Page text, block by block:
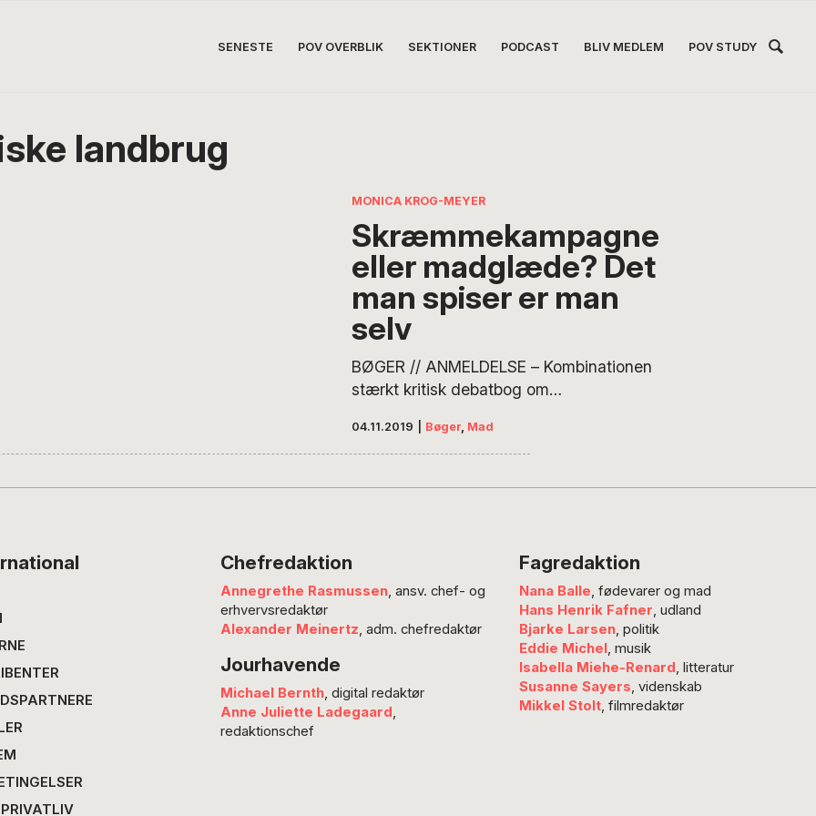
SENESTE POV OVERBLIK SEKTIONER PODCAST BLIV MEDLEM POV STUDY
landbrug
MONICA KROG-MEYER
Skræmmekampagne
eller madglæde? Det
man spiser er man
selv
BØGER // ANMELDELSE – Kombinationen
stærkt kritisk debatbog om
anbefales. Man mister appetitten, når
Lone Landmand fortæller, hvad der ligger
04.11.2019 Bøger, Mad
Chefredaktion
Annegrethe Rasmussen, ansv. chef- og
erhvervsredaktør
Alexander Meinertz, adm. chefredaktør
Jourhavende
Michael Bernth, digital redaktør
Anne Juliette Ladegaard,
redaktionschef
Fagredaktion
Nana Balle, fødevarer og mad
Hans Henrik Fafner, udland
Bjarke Larsen, politik
Eddie Michel, musik
Isabella Miehe-Renard, litteratur
Susanne Sayers, videnskab
Mikkel Stolt, filmredaktør